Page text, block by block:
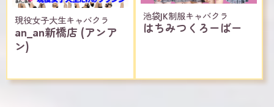
現役女子大生キャバクラ
an_an新橋店 (アンア
ン)
池袋JK制服キャバクラ
はちみつくろーばー